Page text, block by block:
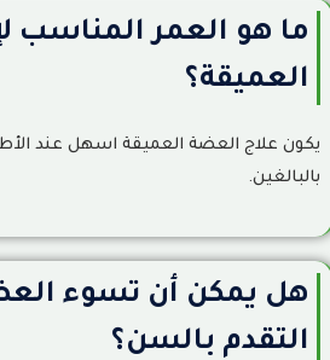
ما هو العمر المناسب
العميقة؟
يكون علاج العضة العميقة اسهل عند
بالبالغين.
هل يمكن أن تسوء
التقدم بالسن؟